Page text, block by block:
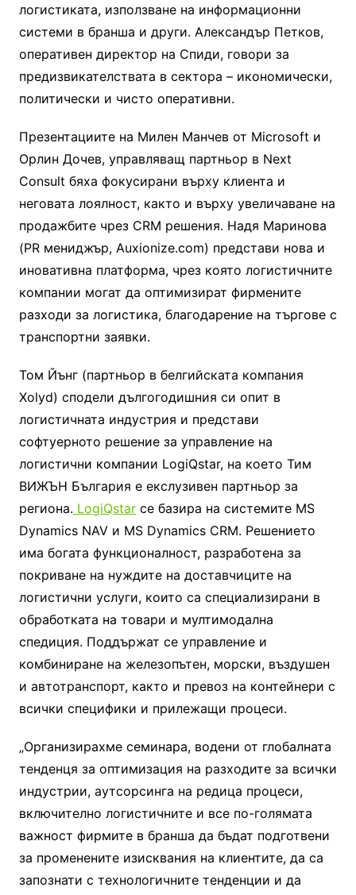
логистиката, използване на информационни
системи в бранша и други. Александър Петков,
оперативен директор на Спиди, говори за
предизвикателствата в сектора – икономически,
политически и чисто оперативни.
Презентациите на Милен Манчев от Microsoft и
Орлин Дочев, управляващ партньор в Next
Consult бяха фокусирани върху клиента и
неговата лоялност, както и върху увеличаване на
продажбите чрез CRM решения. Надя Маринова
(PR мениджър, Auxionize.com) представи нова и
иновативна платформа, чрез която логистичните
компании могат да оптимизират фирмените
разходи за логистика, благодарение на търгове с
транспортни заявки.
Том Йънг (партньор в белгийската компания
Xolyd) сподели дългогодишния си опит в
логистичната индустрия и представи
софтуерното решение за управление на
логистични компании LogiQstar, на което Тим
ВИЖЪН България е екслузивен партньор за
региона. LogiQstarсе базира на системите MS
Dynamics NAV и MS Dynamics CRM. Решението
има богата функционалност, разработена за
покриване на нуждите на доставчиците на
логистични услуги, които са специализирани в
обработката на товари и мултимодална
спедиция. Поддържат се управление и
комбиниране на железопътен, морски, въздушен
и автотранспорт, както и превоз на контейнери с
всички специфики и прилежащи процеси.
„Организирахме семинара, водени от глобалната
тенденця за оптимизация на разходите за всички
индустрии, аутсорсинга на редица процеси,
включително логистичните и все по-голямата
важност фирмите в бранша да бъдат подготвени
за променените изисквания на клиентите, да са
запознати с технологичните тенденции и да